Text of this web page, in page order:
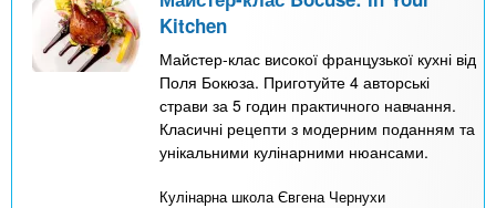
Kitchen
Майстер-клас високої французької кухні від
Поля Бокюза. Приготуйте 4 авторські
страви за 5 годин практичного навчання.
Класичні рецепти з модерним поданням та
унікальними кулінарними нюансами.
Кулінарна школа Євгена Чернухи